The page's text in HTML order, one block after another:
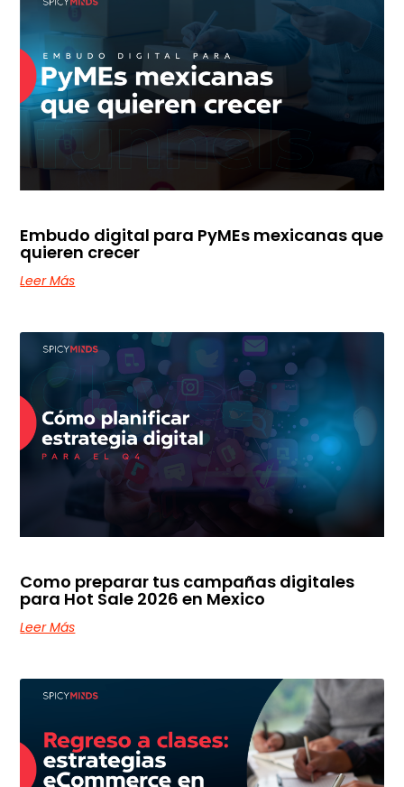
Embudo digital para PyMEs mexicanas que
quieren crecer
Leer Más
Como preparar tus campañas digitales
para Hot Sale 2026 en Mexico
Leer Más